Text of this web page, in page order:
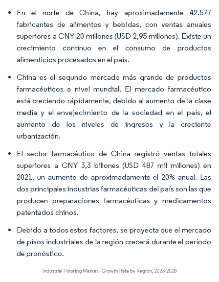
En el norte de China, hay aproximadamente 42.577
fabricantes de alimentos y bebidas, con ventas anuales
superiores a CNY 20 millones (USD 2,95 millones). Existe un
crecimiento continuo en el consumo de productos
alimenticios procesados en el país.
China es el segundo mercado más grande de productos
farmacéuticos a nivel mundial. El mercado farmacéutico
está creciendo rápidamente, debido al aumento de la clase
media y el envejecimiento de la sociedad en el país, el
aumento de los niveles de ingresos y la creciente
urbanización.
El sector farmacéutico de China registró ventas totales
superiores a CNY 3,3 billones (USD 487 mil millones) en
2021, un aumento de aproximadamente el 20% anual. Las
dos principales industrias farmacéuticas del país son las que
producen preparaciones farmacéuticas y medicamentos
patentados chinos.
Debido a todos estos factores, se proyecta que el mercado
de pisos industriales de la región crecerá durante el período
de pronóstico.